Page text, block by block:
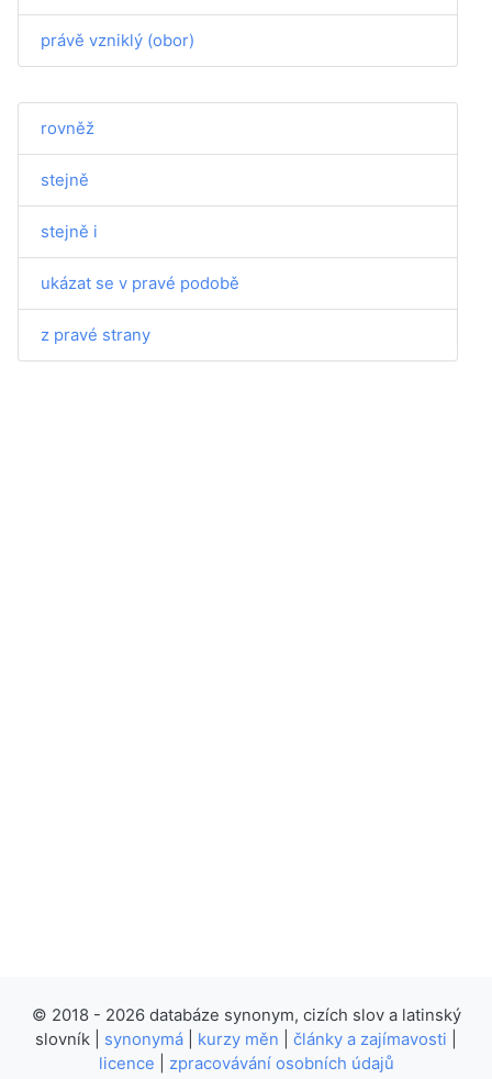
právě vzniklý (obor)
rovněž
stejně
stejně i
ukázat se v pravé podobě
z pravé strany
© 2018 - 2026 databáze synonym, cizích slov a latinský
slovník | synonymá kurzy měn články a zajímavosti
licence
zpracovávání osobních údajů